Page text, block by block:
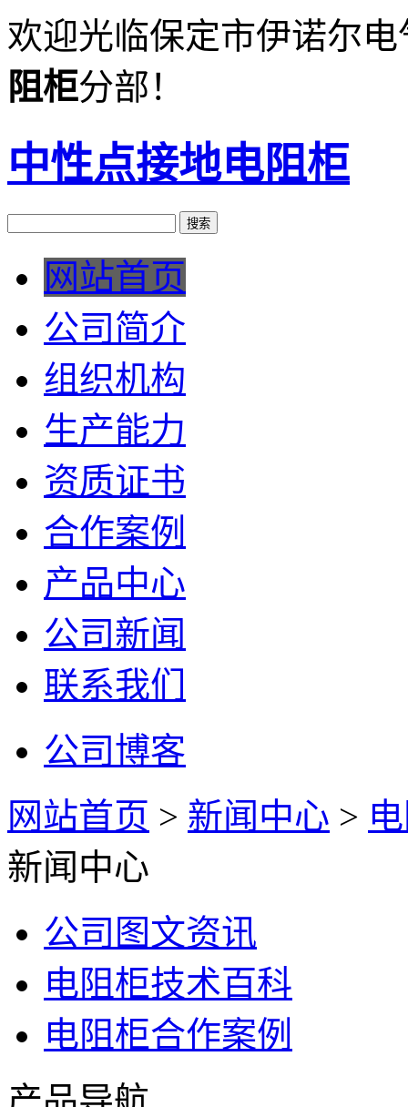
欢迎光临保定市伊诺尔
阻柜分部！
中性点接地电阻柜
网站首页
公司简介
组织机构
生产能力
资质证书
合作案例
产品中心
公司新闻
联系我们
公司博客
网站首页 > 新闻中心 >
新闻中心
公司图文资讯
电阻柜技术百科
电阻柜合作案例